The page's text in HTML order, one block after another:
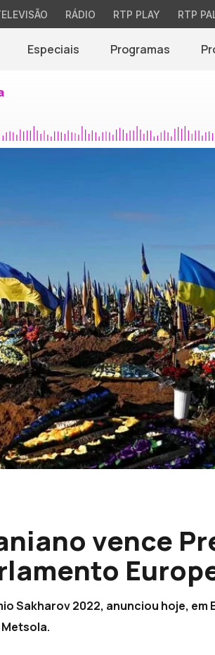
RÁDIO RTP PLAY RTP
Especiais Programas
vence
Sakharov 2022, anunciou hoje, em